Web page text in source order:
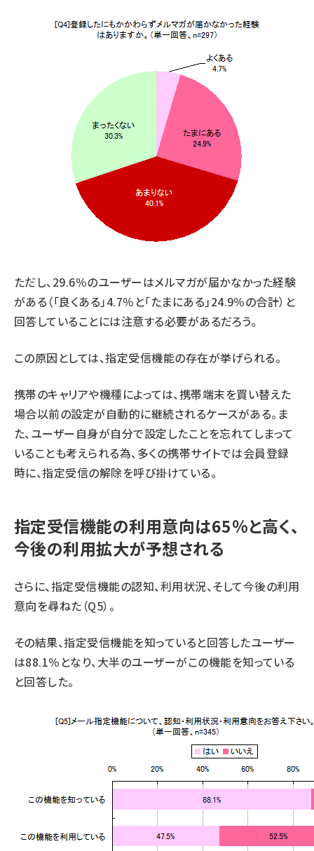
ただし、29.6％のユーザーはメルマガが届かなかった経験
がある（「良くある」4.7％と「たまにある」24.9％の合計）と
回答していることには注意する必要があるだろう。
この原因としては、指定受信機能の存在が挙げられる。
携帯のキャリアや機種によっては、携帯端末を買い替えた
場合以前の設定が自動的に継続されるケースがある。ま
た、ユーザー自身が自分で設定したことを忘れてしまって
いることも考えられる為、多くの携帯サイトでは会員登録
時に、指定受信の解除を呼び掛けている。
指定受信機能の利用意向は65％と高く、
今後の利用拡大が予想される
さらに、指定受信機能の認知、利用状況、そして今後の利用
意向を尋ねた（Q5）。
その結果、指定受信機能を知っていると回答したユーザー
は88.1％となり、大半のユーザーがこの機能を知っている
と回答した。